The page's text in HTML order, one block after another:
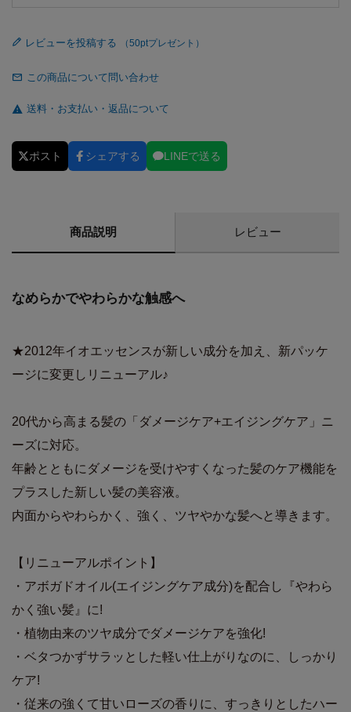
レビューを投稿する
この商品について問い合わせ
送料・お支払い・返品について
ポスト シェアする LINEで送る
商品説明 レビュー
なめらかでやわらかな触感へ
★2012年イオエッセンスが新しい成分を加え、新パッケ
ージに変更しリニューアル♪
20代から高まる髪の「ダメージケア+エイジングケア」ニ
ーズに対応。
年齢とともにダメージを受けやすくなった髪のケア機能を
プラスした新しい髪の美容液。
内面からやわらかく、強く、ツヤやかな髪へと導きます。
【リニューアルポイント】
・アボガドオイル(エイジングケア成分)を配合し『やわら
かく強い髪』に!
・植物由来のツヤ成分でダメージケアを強化!
・ベタつかずサラッとした軽い仕上がりなのに、しっかり
ケア!
・従来の強くて甘いローズの香りに、すっきりとしたハー